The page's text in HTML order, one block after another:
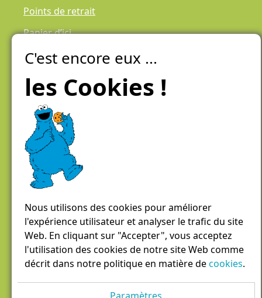
Points de retrait
Panier d’ici
Laiteries Réunies Genève
Créer mon compte
Chemin des Aulx 6,
1228 Plan-les-Ouates
Case postale 1055
1211 Genève 26
022 884 81 81
panierdici@lrgg.ch
C'est encore eux ...
les Cookies !
Nous utilisons des cookies pour améliorer
l'expérience utilisateur et analyser le trafic du site
Web. En cliquant sur "Accepter", vous acceptez
l'utilisation des cookies de notre site Web comme
décrit dans notre politique en matière decookies.